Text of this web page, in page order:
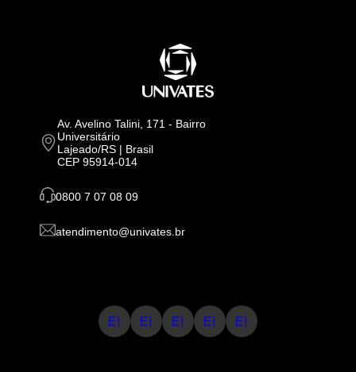
Av. Avelino Talini, 171 - Bairro
Universitário
Lajeado/RS | Brasil
CEP 95914-014
0800 7 07 08 09
atendimento@univates.br
E! E! E! E! E!